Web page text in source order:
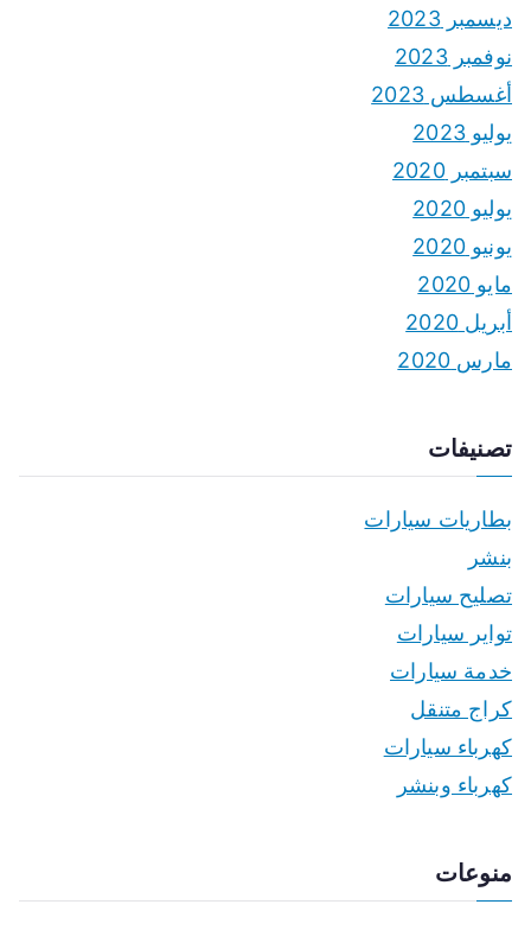
ديسمبر 2023
نوفمبر 2023
أغسطس 2023
يوليو 2023
سبتمبر 2020
يوليو 2020
يونيو 2020
مايو 2020
أبريل 2020
مارس 2020
تصنيفات
بطاريات سيارات
بنشر
تصليح سيارات
تواير سيارات
خدمة سيارات
كراج متنقل
كهرباء سيارات
كهرباء وبنشر
منوعات